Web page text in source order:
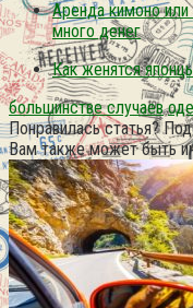
Аренда кимоно или
много денег
Как женятся
большинстве случаев
Понравилась статья?
Вам также может быть